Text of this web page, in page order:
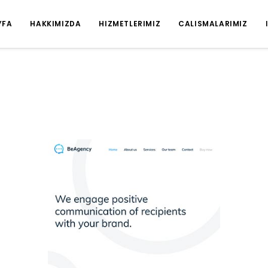
HAKKIMIZDA HIZMETLERIMIZ CALISMALARIMIZ